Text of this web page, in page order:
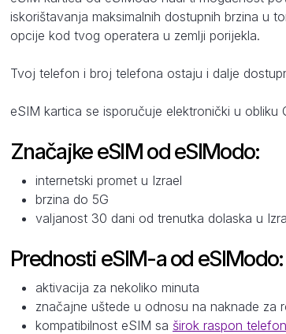
iskorištavanja maksimalnih dostupnih brzina u
opcije kod tvog operatera u zemlji porijekla.
Tvoj telefon i broj telefona ostaju i dalje
eSIM kartica se isporučuje elektronički u
Značajke eSIM od eSIModo:
internetski promet u Izrael
brzina do 5G
valjanost 30 dani od trenutka dolaska u
Prednosti eSIM-a od eSIModo:
aktivacija za nekoliko minuta
značajne uštede u odnosu na naknade za
kompatibilnost eSIM sa širok raspon